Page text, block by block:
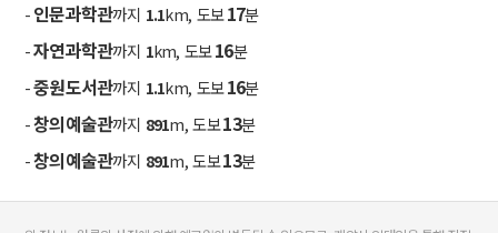
-인문과학관까지 1.1km, 도보17분
-자연과학관까지 1km, 도보16분
-중원도서관까지 1.1km, 도보16분
-창의예술관까지 891m, 도보13분
-창의예술관까지 891m, 도보13분